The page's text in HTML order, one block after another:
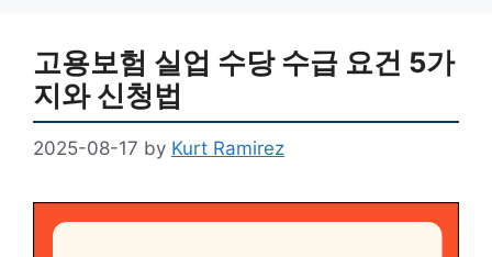
고용보험 실업 수당 수급 요건 5가
지와 신청법
2025-08-17 by Kurt Ramirez